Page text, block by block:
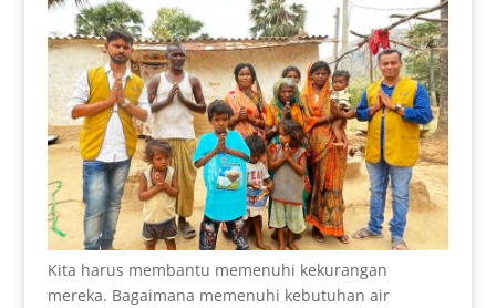
Kita harus membantu memenuhi kekurangan
mereka. Bagaimana memenuhi kebutuhan air